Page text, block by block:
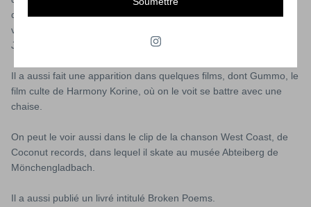
différentes galeries de par le monde. Il dessine également les
vêtements de sa propre ligne, la Gonzo Cuntry, disponible au
Japon.
Il a aussi fait une apparition dans quelques films, dont Gummo, le
film culte de Harmony Korine, où on le voit se battre avec une
chaise.
On peut le voir aussi dans le clip de la chanson West Coast, de
Coconut records, dans lequel il skate au musée Abteiberg de
Mönchengladbach.
Il a aussi publié un livré intitulé Broken Poems.